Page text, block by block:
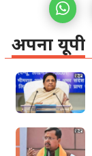
अपना यूपी